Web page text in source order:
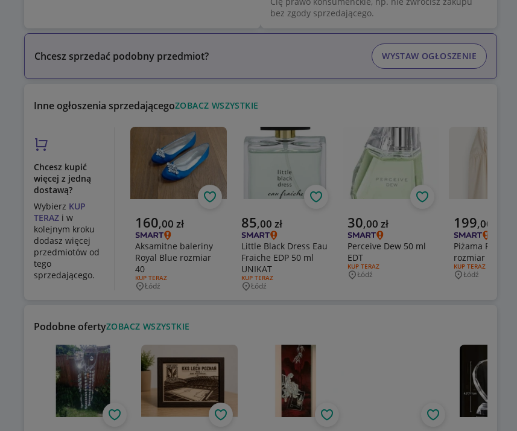
bez zgody sprzedającego.
Inne ogłoszenia sprzedającegoZOBACZ WSZYSTKIE
Chcesz kupić
więcej z jedną
dostawą?
Wybierz KUP
TERAZ i w
kolejnym kroku
dodasz więcej
przedmiotów od
tego
sprzedającego.
Aktualna cena
160,00 zł
Aksamitne baleriny
Royal Blue rozmiar
40
RODZAJ OFERTY:
KUP TERAZ
Miejscowość
Łódź
Obserwuj
Aktualna cena
85,00 zł
Little Black Dress Eau
Fraiche EDP 50 ml
UNIKAT
RODZAJ OFERTY:
KUP TERAZ
Miejscowość
Łódź
Obserwuj
Aktualna cena
30,00 zł
Perceive Dew 50 ml
EDT
RODZAJ OFERTY:
KUP TERAZ
Miejscowość
Łódź
Obserwuj
Aktualna cena
199,00
Piżama Rituals
rozmiar XL
RODZAJ OFERTY:
KUP TERAZ
Miejscowość
Łódź
Podobne ofertyZOBACZ WSZYSTKIE
Obserwuj
Obserwuj
Obserwuj
Obserwuj
Chcesz sprzedać podobny przedmiot? WYSTAW OGŁOSZENIE